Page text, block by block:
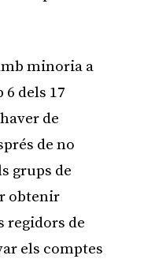
minoria a
dels 17
de
de no
grups de
obtenir
regidors de
els comptes